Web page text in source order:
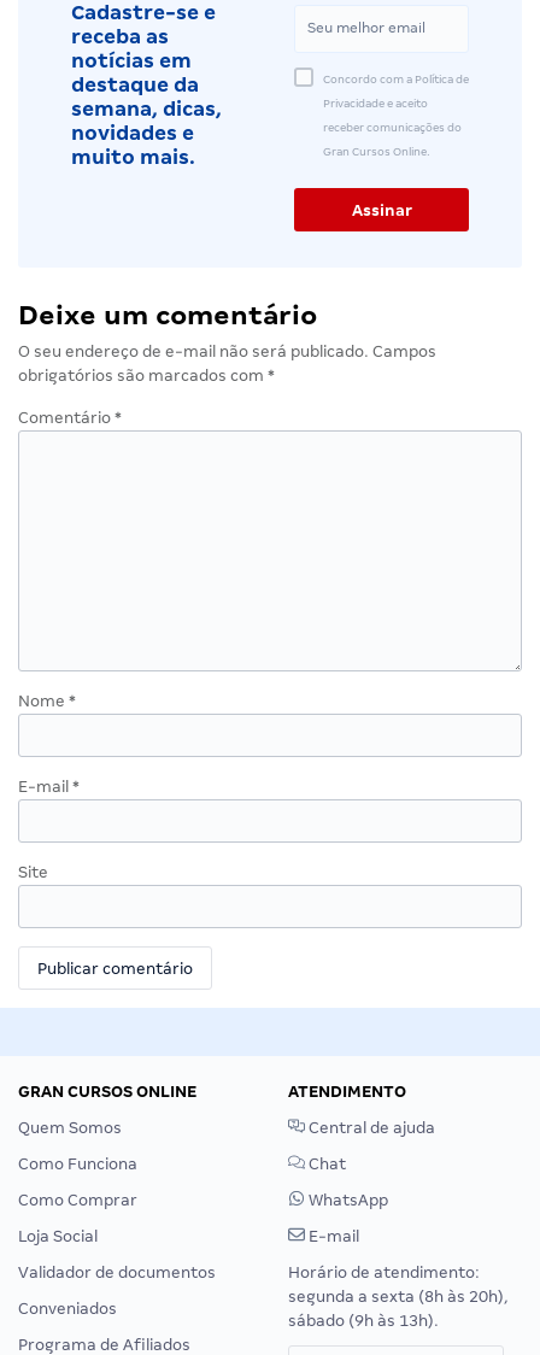
Cadastre-se e
receba as
notícias em
destaque da
semana, dicas,
novidades e
muito mais.
Concordo com a Política de
Privacidade e aceito
receber comunicações do
Gran Cursos Online.
Deixe um comentário
O seu endereço de e-mail não será publicado. Campos
obrigatórios são marcados com *
Comentário *
Nome *
E-mail *
Site
GRAN CURSOS ONLINE
Quem Somos
Como Funciona
Como Comprar
Loja Social
Validador de documentos
Conveniados
Programa de Afiliados
ATENDIMENTO
Central de ajuda
Chat
WhatsApp
E-mail
Horário de atendimento:
segunda a sexta (8h às 20h),
sábado (9h às 13h).